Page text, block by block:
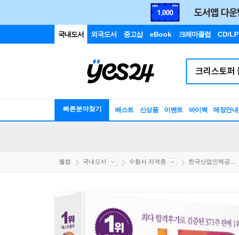
국내도서 외국도서 중고샵 eBook 크레마클럽 CD/LP
빠른분야찾기 베스트 신상품 이벤트 바이백 매장안내
웰컴 국내도서 수험서 자격증 한국산업인력공...